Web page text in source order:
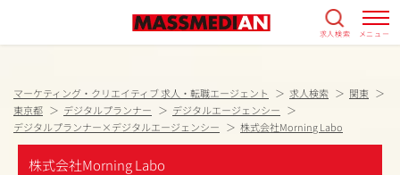
求人検索 メニュー
マーケティング・クリエイティブ 求人・転職エージェント 求人検索
関東
東京都
デジタルプランナー
デジタルエージェンシー
デジタルプランナー×デジタルエージェンシー
株式会社Morning Labo
株式会社Morning Labo